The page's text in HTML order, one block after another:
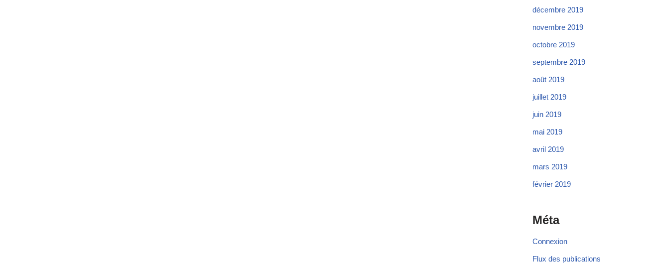
décembre 2019
novembre 2019
octobre 2019
septembre 2019
août 2019
juillet 2019
juin 2019
mai 2019
avril 2019
mars 2019
février 2019
Méta
Connexion
Flux des publications